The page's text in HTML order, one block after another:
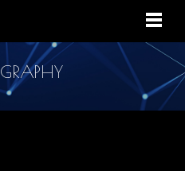
MENU